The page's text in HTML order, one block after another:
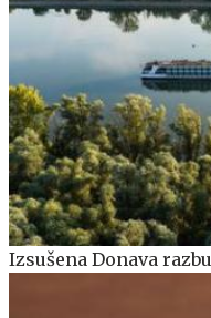
Izsušena Donava